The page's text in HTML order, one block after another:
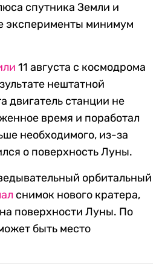
спутника Земли и
эксперименты минимум
11 августа с космодрома
нештатной
двигатель станции не
время и поработал
необходимого, из-за
о поверхность Луны.
орбитальный
снимок нового кратера,
поверхности Луны. По
быть место